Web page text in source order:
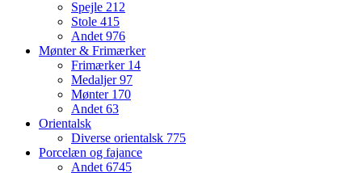
Spejle 212
Stole 415
Andet 976
Mønter & Frimærker
Frimærker 14
Medaljer97
Mønter 170
Andet 63
Orientalsk
Diverse orientalsk 775
Porcelæn og fajance
Andet 6745